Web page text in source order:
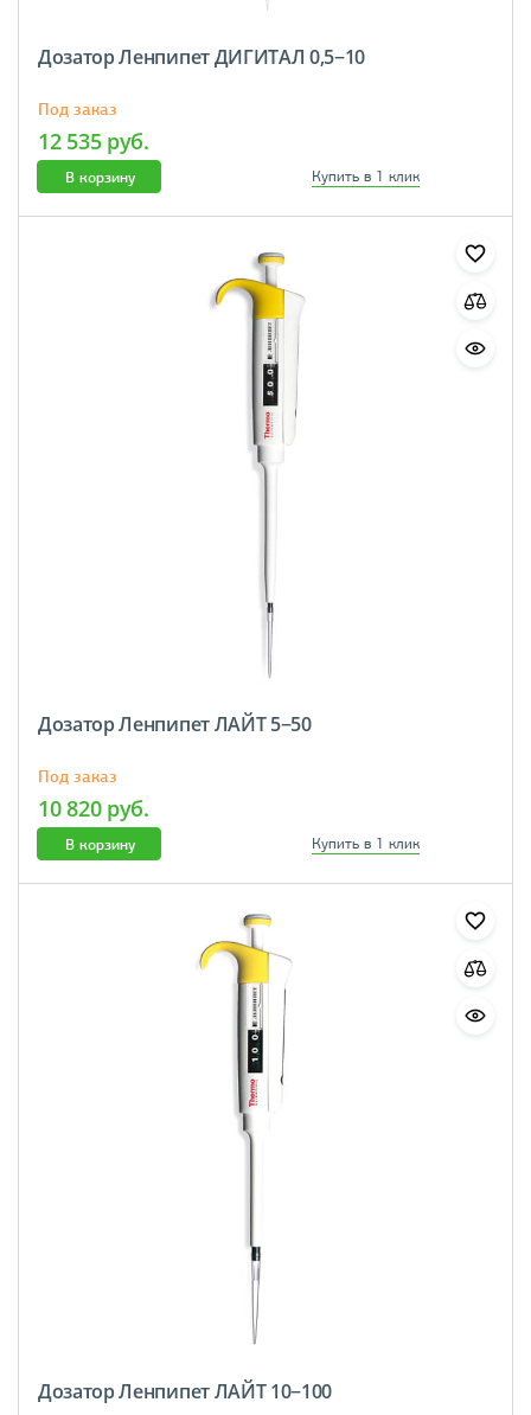
Дозатор Ленпипет ДИГИТАЛ 0,5−10
Под заказ
12 535 руб.
В корзину Купить в 1 клик
Дозатор Ленпипет ЛАЙТ 5−50
Под заказ
10 820 руб.
В корзину Купить в 1 клик
Дозатор Ленпипет ЛАЙТ 10−100